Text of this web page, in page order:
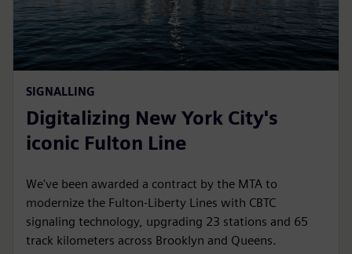
SIGNALLING
Digitalizing New York City's
iconic Fulton Line
We've been awarded a contract by the MTA to
modernize the Fulton-Liberty Lines with CBTC
signaling technology, upgrading 23 stations and 65
track kilometers across Brooklyn and Queens.